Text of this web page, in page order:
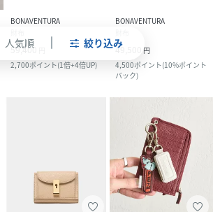
人気順 絞り込み
BONAVENTURA
59,400
2,700ポイント(1倍+4倍UP)
BONAVENTURA
49,500
円
4,500ポイント(10%ポイント
バック)